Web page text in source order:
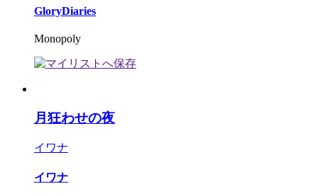
GloryDiaries
Monopoly
月狂わせの夜
イワナ
イワナ